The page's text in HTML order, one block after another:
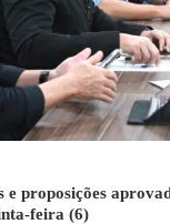
proposições
feira (6)